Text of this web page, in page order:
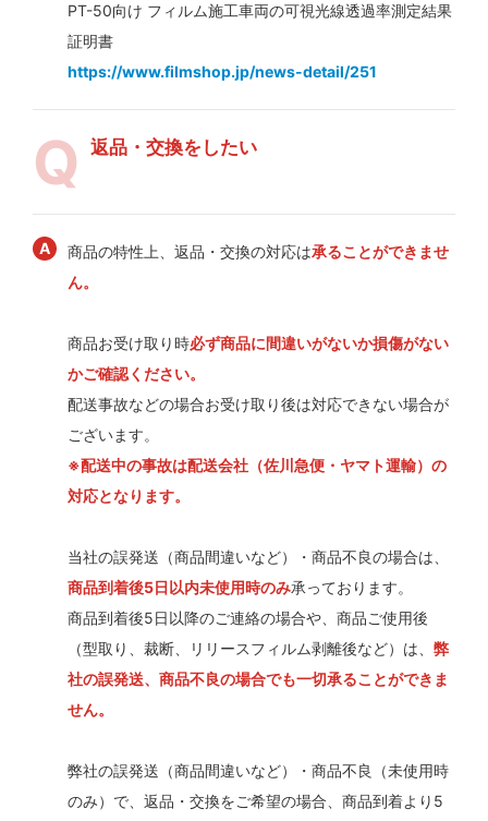
PT-50向け フィルム施工車両の可視光線透過率測定結果
証明書
https://www.filmshop.jp/news-detail/251
返品・交換をしたい
商品の特性上、返品・交換の対応は承ることができませ
ん。
商品お受け取り時必ず商品に間違いがないか損傷がない
かご確認ください。
配送事故などの場合お受け取り後は対応できない場合が
ございます。
※配送中の事故は配送会社（佐川急便・ヤマト運輸）の
対応となります。
当社の誤発送（商品間違いなど）・商品不良の場合は、
商品到着後5日以内未使用時のみ承っております。
商品到着後5日以降のご連絡の場合や、商品ご使用後
（型取り、裁断、リリースフィルム剥離後など）は、 弊
社の誤発送、商品不良の場合でも一切承ることができま
せん。
弊社の誤発送（商品間違いなど）・商品不良（未使用時
のみ）で、返品・交換をご希望の場合、商品到着より5